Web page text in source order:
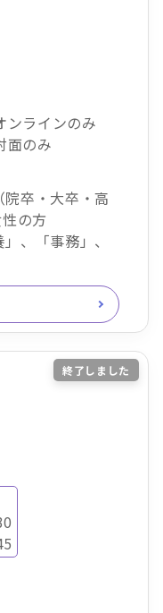
ラインのみ
面のみ
卒・大卒・高
の方
、「事務」、
終了しました